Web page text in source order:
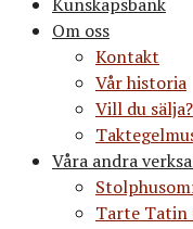
Om oss
Kontakt
Vår historia
Vill du sälja?
Våra andra
Tarte Tatin